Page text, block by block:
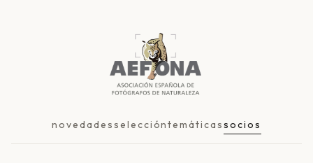
novedadesseleccióntemáticassocios